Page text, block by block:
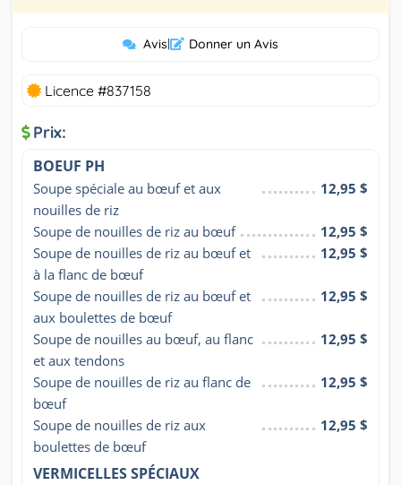
Avis| Donner un Avis
Licence #837158
Prix:
BOEUF PH
Soupe spéciale au bœuf et aux
nouilles de riz
12,95 $
Soupe de nouilles de riz au bœuf
12,95 $
Soupe de nouilles de riz au bœuf et
à la flanc de bœuf
12,95 $
Soupe de nouilles de riz au bœuf et
aux boulettes de bœuf
12,95 $
Soupe de nouilles au bœuf, au flanc
et aux tendons
12,95 $
Soupe de nouilles de riz au flanc de
bœuf
12,95 $
Soupe de nouilles de riz aux
boulettes de bœuf
12,95 $
VERMICELLES SPÉCIAUX